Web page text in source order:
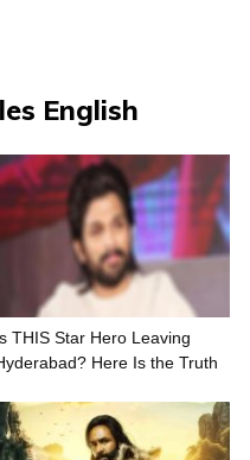
English
THIS Star Hero Leaving
Here Is the Truth